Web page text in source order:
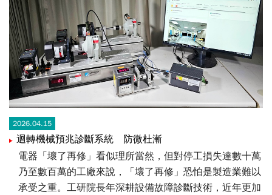
2026.04.15
迴轉機械預兆診斷系統 防微杜漸
電器「壞了再修」看似理所當然，但對停工損失達數十萬
乃至數百萬的工廠來說，「壞了再修」恐怕是製造業難以
承受之重。工研院長年深耕設備故障診斷技術，近年更加